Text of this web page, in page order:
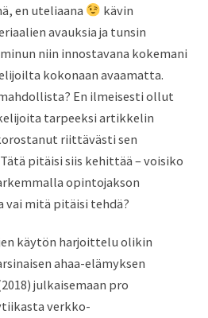
, en uteliaana
kävin
avauksia ja tunsin
niin innostavana kokemani
kokonaan avaamatta.
En ilmeisesti ollut
tarpeeksi artikkelin
riittävästi sen
Tätä pitäisi siis kehittää – voisiko
opintojakson
vai mitä pitäisi tehdä?
käytön harjoittelu olikin
ahaa-elämyksen
2018) julkaisemaan pro
verkko-